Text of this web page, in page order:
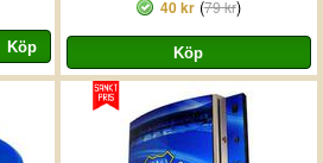
40 kr(79 kr)